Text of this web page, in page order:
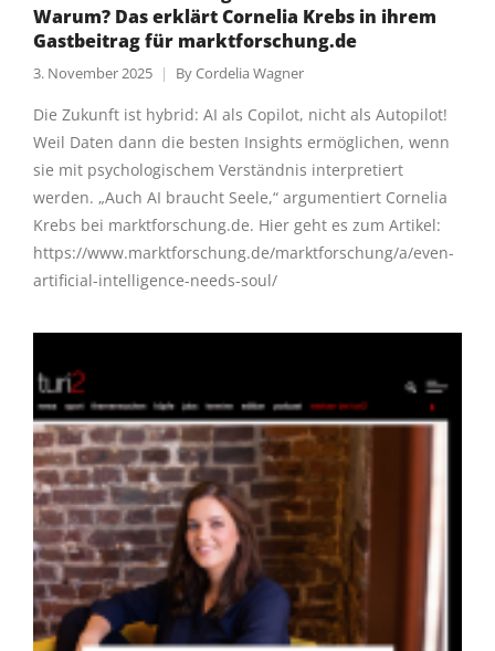
Warum? Das erklärt Cornelia Krebs in ihrem
Gastbeitrag für marktforschung.de
3. November 2025 ByCordelia Wagner
Die Zukunft ist hybrid: AI als Copilot, nicht als Autopilot!
Weil Daten dann die besten Insights ermöglichen, wenn
sie mit psychologischem Verständnis interpretiert
werden. „Auch AI braucht Seele,“ argumentiert Cornelia
Krebs bei marktforschung.de. Hier geht es zum Artikel:
https://www.marktforschung.de/marktforschung/a/even-
artificial-intelligence-needs-soul/